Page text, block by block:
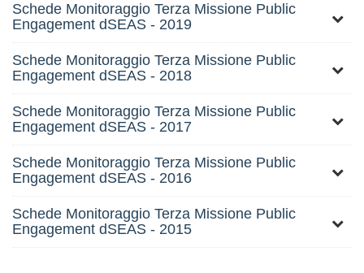
Schede Monitoraggio Terza Missione Public
Engagement dSEAS - 2019
Schede Monitoraggio Terza Missione Public
Engagement dSEAS - 2018
Schede Monitoraggio Terza Missione Public
Engagement dSEAS - 2017
Schede Monitoraggio Terza Missione Public
Engagement dSEAS - 2016
Schede Monitoraggio Terza Missione Public
Engagement dSEAS - 2015